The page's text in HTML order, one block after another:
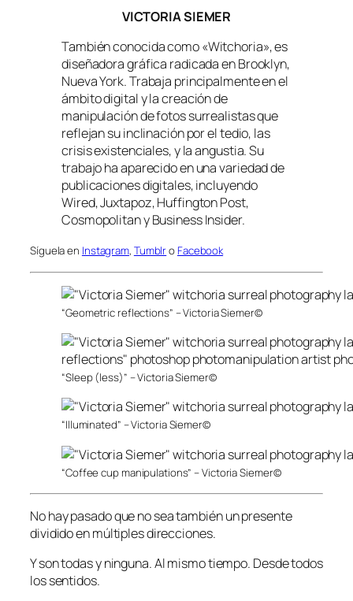
VICTORIA SIEMER
También conocida como «Witchoria», es
diseñadora gráfica radicada en Brooklyn,
Nueva York. Trabaja principalmente en el
ámbito digital y la creación de
manipulación de fotos surrealistas que
reflejan su inclinación por el tedio, las
crisis existenciales, y la angustia. Su
trabajo ha aparecido en una variedad de
publicaciones digitales, incluyendo
Wired, Juxtapoz, Huffington Post,
Cosmopolitan y Business Insider.
Síguela en Instagram, Tumblro Facebook
“Geometric reflections” – Victoria Siemer©
“Sleep (less)” – Victoria Siemer©
“Illuminated” – Victoria Siemer©
“Coffee cup manipulations” – Victoria Siemer©
No hay pasado que no sea también un presente
dividido en múltiples direcciones.
Y son todas y ninguna. Al mismo tiempo. Desde todos
los sentidos.